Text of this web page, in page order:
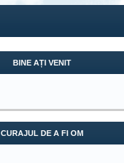
BINE AȚI VENIT
CURAJUL DE A FI OM